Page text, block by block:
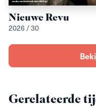
Nieuwe Revu
2026 / 30
Gerelateerde